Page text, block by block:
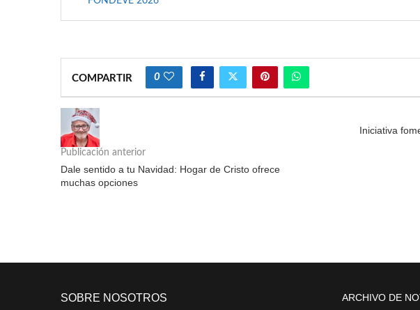
COMPARTIR 0
Publicación anterior
Dale sentido a tu Navidad: Hogar de Cristo ofrece
muchas opciones
Iniciativa
SOBRE NOSOTROS ARCHIVO DE